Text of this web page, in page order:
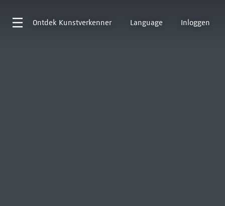
Ontdek Kunstverkenner Language Inloggen